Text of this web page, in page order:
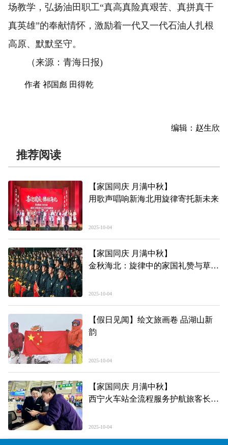
场教学，弘扬油田职工“真高真险真艰苦、真拼真干
真英雄”的奉献情怀，激励着一代又一代石油人扎根
高原、默默坚守。
（来源：青海日报)
作者 祁国彪 田得乾
编辑：赵生欣
推荐阅读
【家国同庆 月满中秋】
用歌声唱响新海北用旋律寄托新未来
2025-10-04
【家国同庆 月满中秋】
金秋海北：旋律中的家国礼赞与草原
——青海海北州“喜迎国庆·律动海
2025-10-04
【假日见闻】绘文旅画卷 品湖山新
韵
2025-10-04
【家国同庆 月满中秋】
西宁火车站全流程服务护航旅客长假
2025-10-04